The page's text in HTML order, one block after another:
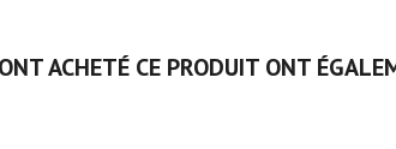
ACHETÉ CE PRODUIT ONT